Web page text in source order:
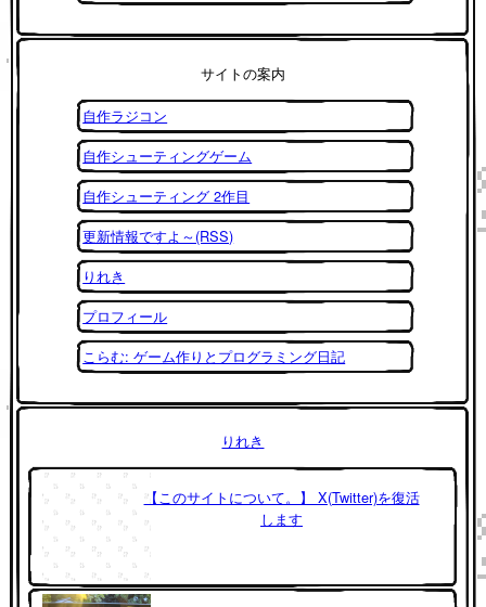
サイトの案内
自作ラジコン
自作シューティングゲーム
自作シューティング 2作目
更新情報ですよ～(RSS)
りれき
プロフィール
こらむ: ゲーム作りとプログラミング日記
りれき
【このサイトについて。】 X(Twitter)を復活
します